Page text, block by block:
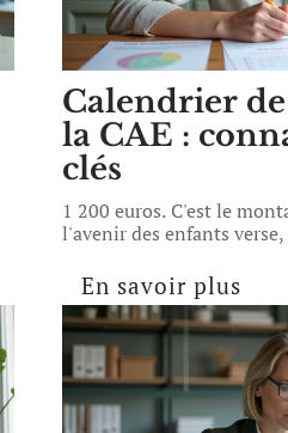
Calendrier
la CAE :
clés
1 200 euros. C'est le
l'avenir des enfants
En savoir plus